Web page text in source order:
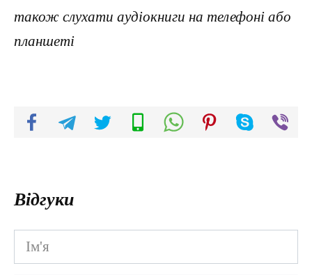
також слухати аудіокниги на телефоні або
планшеті
Відгуки
Ім'я
*